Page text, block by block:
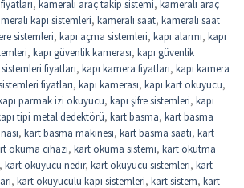
, kameralı araç takip sistemi, kameralı araç
kapı sistemleri, kameralı saat, kameralı saat
sistemleri, kapı açma sistemleri, kapı alarmı, kapı
, kapı güvenlik kamerası, kapı güvenlik
fiyatları, kapı kamera fiyatları, kapı kamera
fiyatları, kapı kamerası, kapı kart okuyucu,
parmak izi okuyucu, kapı şifre sistemleri, kapı
tipi metal dedektörü, kart basma, kart basma
, kart basma makinesi, kart basma saati, kart
okuma cihazı, kart okuma sistemi, kart okutma
, kart okuyucu nedir, kart okuyucu sistemleri, kart
, kart okuyuculu kapı sistemleri, kart sistem, kart